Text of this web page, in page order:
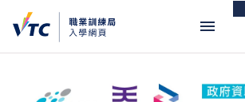
VTC入學網頁